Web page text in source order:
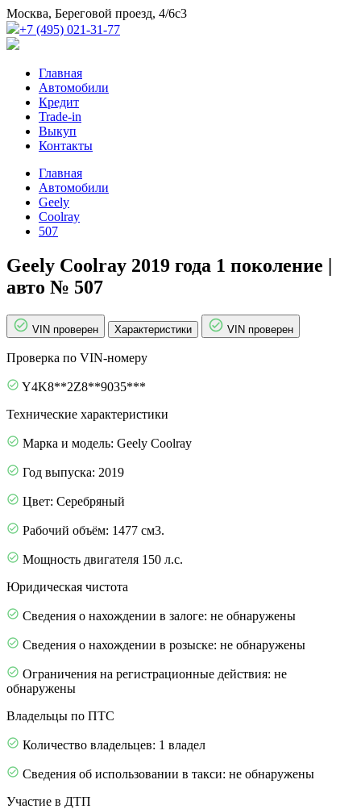
Москва, Береговой проезд, 4/6с3
+7 (495) 021-31-77
Главная
Автомобили
Кредит
Trade-in
Выкуп
Контакты
Главная
Автомобили
Geely
Coolray
507
Geely Coolray 2019 года 1 поколение |
авто № 507
VIN проверен Характеристики VIN проверен
Проверка по VIN-номеру
Y4K8**2Z8**9035***
Технические характеристики
Марка и модель: Geely Coolray
Год выпуска: 2019
Цвет: Серебряный
Рабочий объём: 1477 см3.
Мощность двигателя 150 л.с.
Юридическая чистота
Сведения о нахождении в залоге: не обнаружены
Сведения о нахождении в розыске: не обнаружены
Ограничения на регистрационные действия: не
обнаружены
Владельцы по ПТС
Количество владельцев: 1 владел
Сведения об использовании в такси: не обнаружены
Участие в ДТП